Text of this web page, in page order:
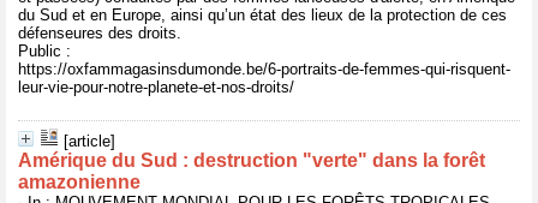
du Sud et en Europe, ainsi qu’un état des lieux de la protection de ces
défenseures des droits.
Public :
https://oxfammagasinsdumonde.be/6-portraits-de-femmes-qui-risquent-
leur-vie-pour-notre-planete-et-nos-droits/
[article]
Amérique du Sud : destruction "verte" dans la forêt
amazonienne